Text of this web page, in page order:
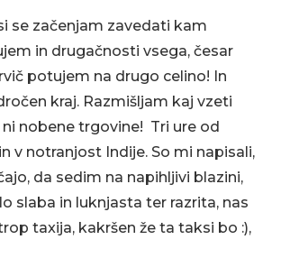
se začenjam zavedati kam
in drugačnosti vsega, česar
potujem na drugo celino! In
kraj. Razmišljam kaj vzeti
nobene trgovine! Tri ure od
v notranjost Indije. So mi napisali,
da sedim na napihljivi blazini,
slaba in luknjasta ter razrita, nas
taxija, kakršen že ta taksi bo :),